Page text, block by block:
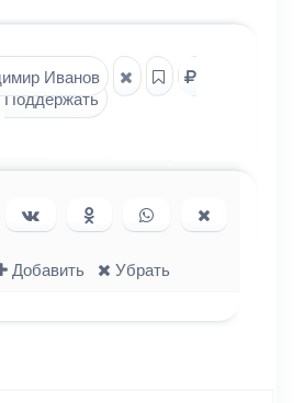
Иванов
Поддержать
в Telegram
Поделиться ВКонтакте
Поделиться в
Одноклассниках
Поделиться в
WhatsApp
в X (Twitter)
Добавить Убрать